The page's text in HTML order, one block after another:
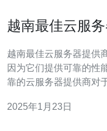
越南最佳云服
越南最佳云服务器提供商 云服务器在越南越来越受欢
因为它们提供可靠的性
靠的云服务器提供商对
服务器是越南领先的云
2025年1月23日